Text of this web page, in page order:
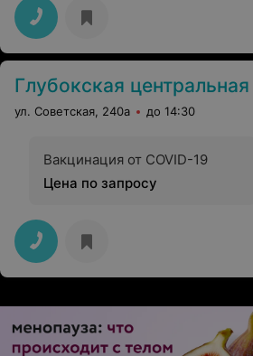
Глубокская центральная
ул. Советская, 240а до 14:30
Вакцинация от COVID-19
Цена по запросу